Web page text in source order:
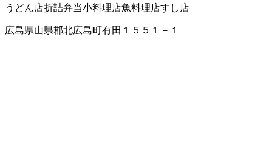
うどん店折詰弁当小料理店魚料理店すし店
広島県山県郡北広島町有田１５５１－１